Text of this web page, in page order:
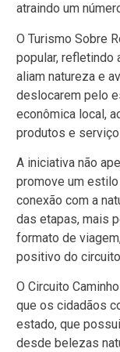
atraindo um
O Turismo Sobre
popular, refletindo
aliam natureza e
deslocarem pelo
econômica local,
produtos e
A iniciativa não
promove um
conexão com a
das etapas, mais
formato de
positivo do
O Circuito
que os cidadãos
estado, que
desde belezas